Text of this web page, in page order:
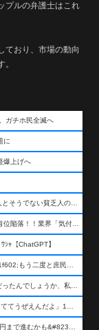
プルの弁護士はこれ
ており、市場の動向
ガチホ民全滅へ
に
爆上げへ
ｬ【ChatGPT】